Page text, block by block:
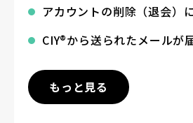
アカウントの削除（退会）
CIY®から送られたメールが
もっと見る